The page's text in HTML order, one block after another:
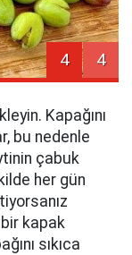
4 4
Kapağını
bu nedenle
çabuk
her gün
kapak
sıkıca